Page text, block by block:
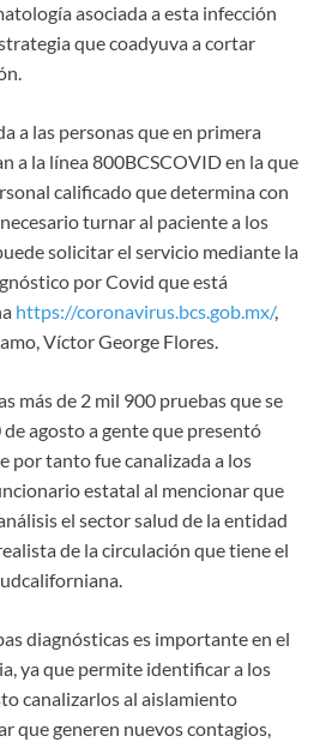
asociada a esta infección
que coadyuva a cortar
a las personas que en primera
a la línea 800BCSCOVID en la que
calificado que determina con
turnar al paciente a los
solicitar el servicio mediante la
por Covid que está
https://coronavirus.bcs.gob.mx/,
Víctor George Flores.
más de 2 mil 900 pruebas que se
agosto a gente que presentó
por tanto fue canalizada a los
estatal al mencionar que
el sector salud de la entidad
de la circulación que tiene el
diagnósticas es importante en el
ya que permite identificar a los
canalizarlos al aislamiento
que generen nuevos contagios,